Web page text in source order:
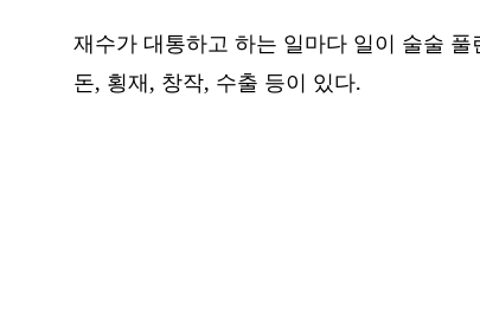
재수가 대통하고 하는 일마다 일이 술술
돈, 횡재, 창작, 수출 등이 있다.